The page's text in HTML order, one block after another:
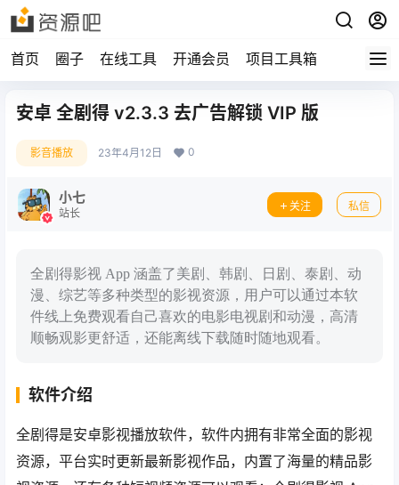
首页 圈子 在线工具 开通会员 项目工具箱
安卓 全剧得 v2.3.3 去广告解锁 VIP 版
影音播放 23年4月12日 0
小七
站长
关注 私信
全剧得影视 App 涵盖了美剧、韩剧、日剧、泰剧、动
漫、综艺等多种类型的影视资源，用户可以通过本软
件线上免费观看自己喜欢的电影电视剧和动漫，高清
顺畅观影更舒适，还能离线下载随时随地观看。
软件介绍
全剧得是安卓影视播放软件，软件内拥有非常全面的影视
资源，平台实时更新最新影视作品，内置了海量的精品影